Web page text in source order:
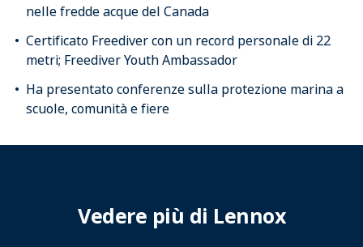
nelle fredde acque del Canada
Certificato Freediver con un record personale di 22
metri; Freediver Youth Ambassador
Ha presentato conferenze sulla protezione marina a
scuole, comunità e fiere
Vedere più di Lennox